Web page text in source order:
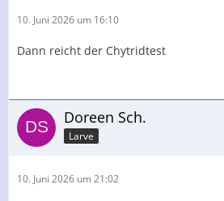
10. Juni 2026 um 16:10
Dann reicht der Chytridtest
Doreen Sch.
Larve
10. Juni 2026 um 21:02